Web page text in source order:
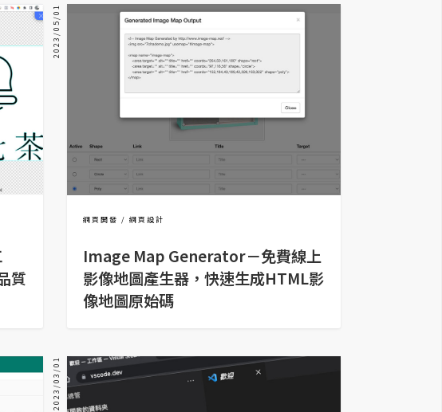
質
2023/05/01
網頁開發 網頁設計
Image Map Generator－免費線上
影像地圖產生器，快速生成HTML影
像地圖原始碼
2023/03/01